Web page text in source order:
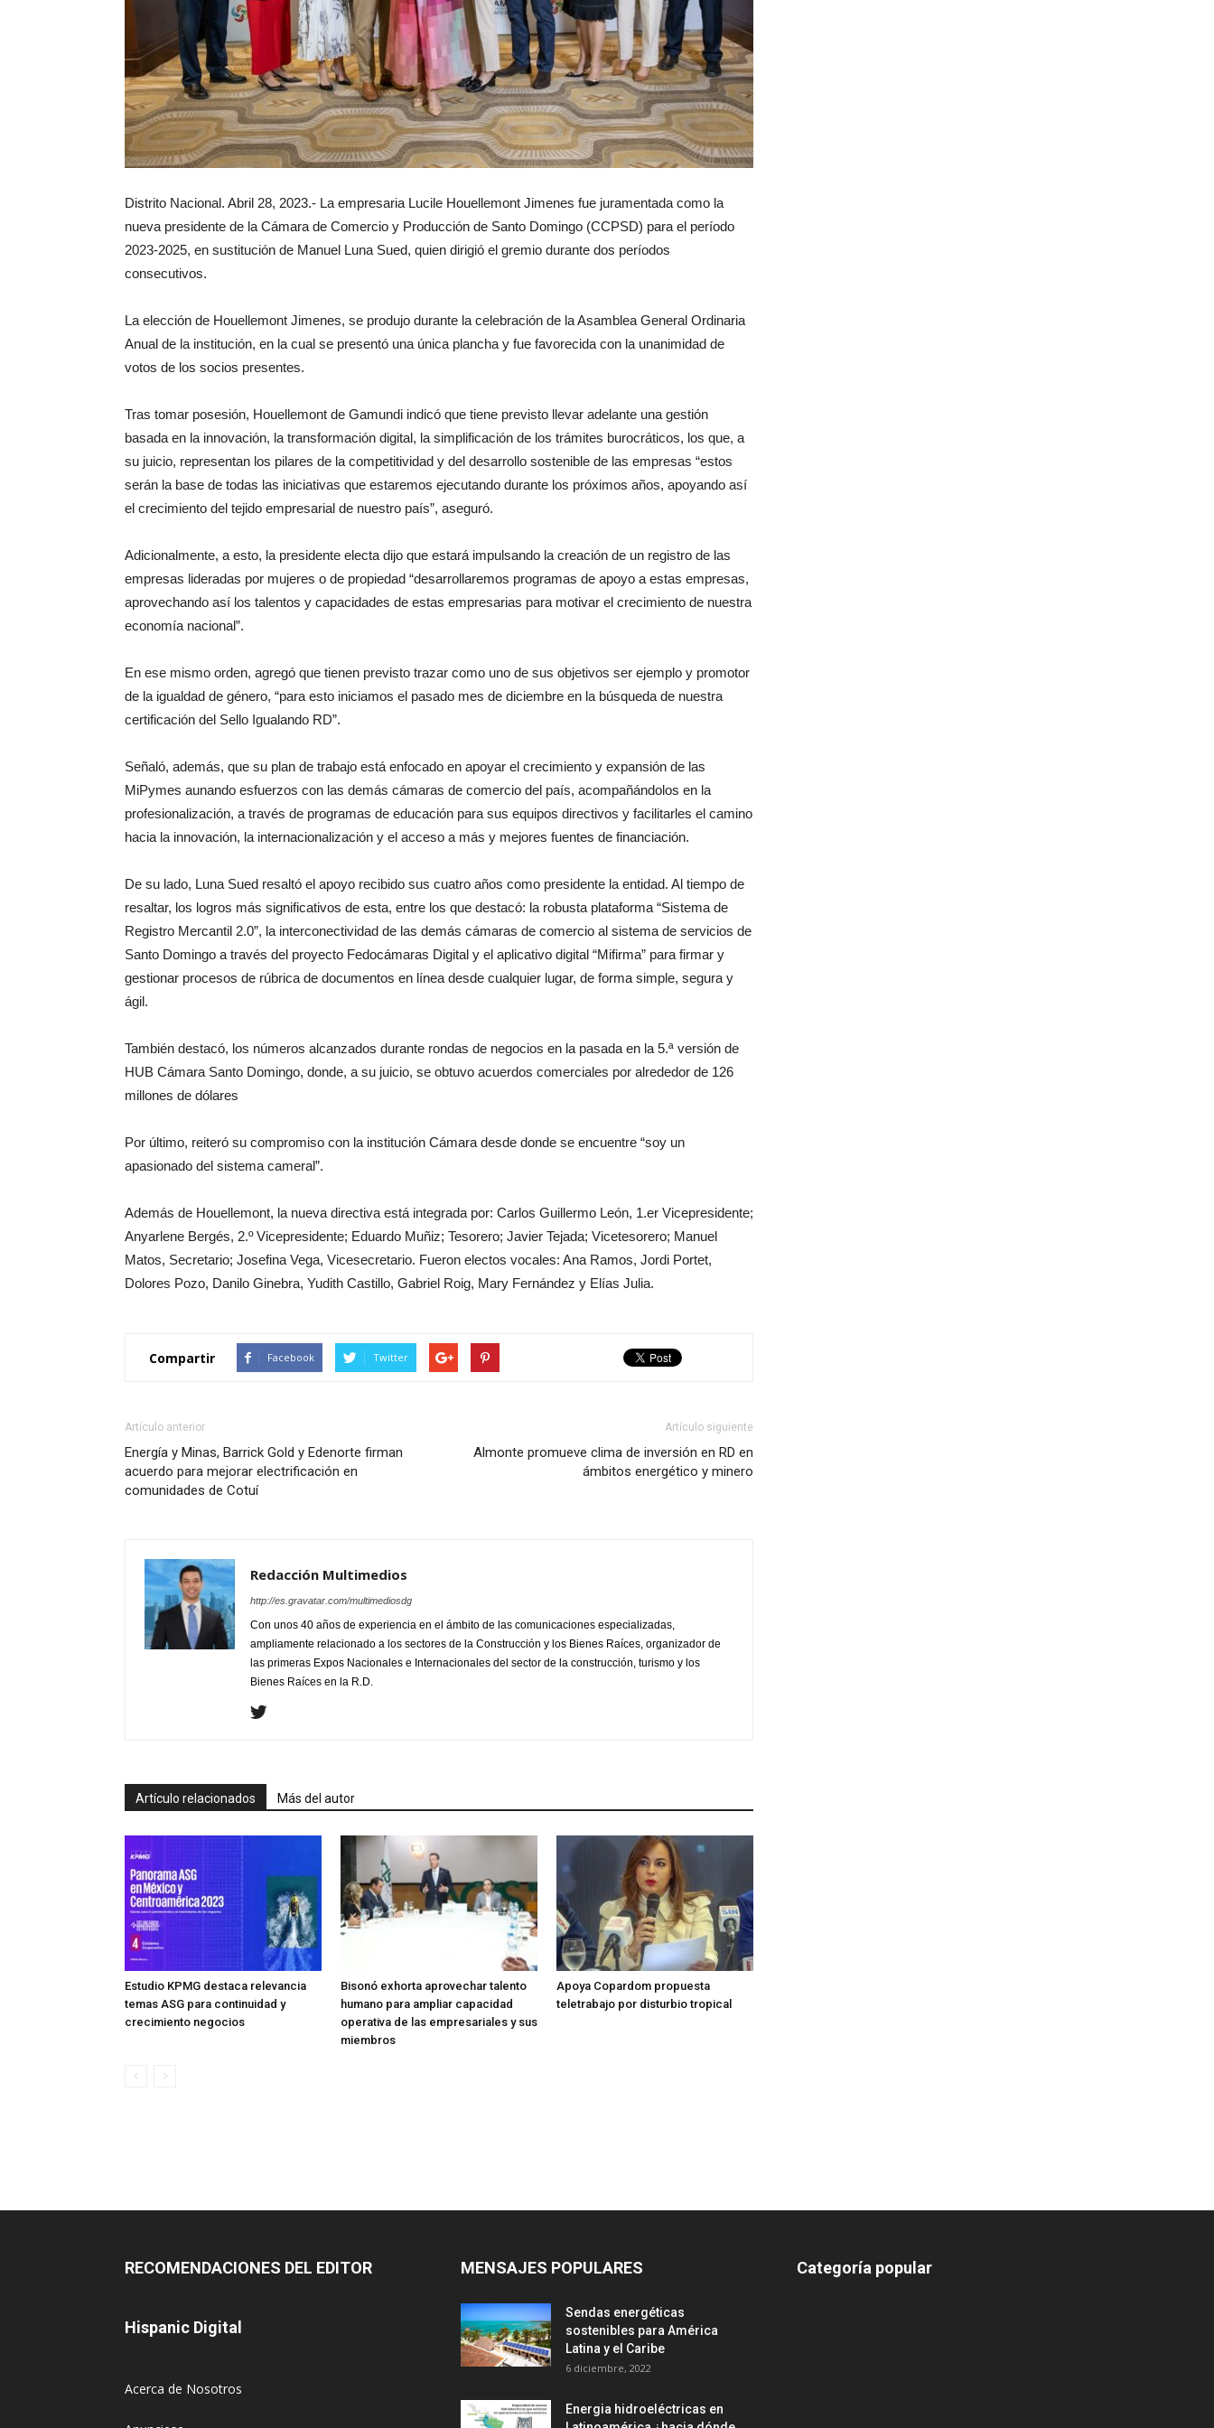
Distrito Nacional. Abril 28, 2023.- La empresaria Lucile Houellemont Jimenes fue juramentada como la
nueva presidente de la Cámara de Comercio y Producción de Santo Domingo (CCPSD) para el período
2023-2025, en sustitución de Manuel Luna Sued, quien dirigió el gremio durante dos períodos
consecutivos.
La elección de Houellemont Jimenes, se produjo durante la celebración de la Asamblea General Ordinaria
Anual de la institución, en la cual se presentó una única plancha y fue favorecida con la unanimidad de
votos de los socios presentes.
Tras tomar posesión, Houellemont de Gamundi indicó que tiene previsto llevar adelante una gestión
basada en la innovación, la transformación digital, la simplificación de los trámites burocráticos, los que, a
su juicio, representan los pilares de la competitividad y del desarrollo sostenible de las empresas “estos
serán la base de todas las iniciativas que estaremos ejecutando durante los próximos años, apoyando así
el crecimiento del tejido empresarial de nuestro país”, aseguró.
Adicionalmente, a esto, la presidente electa dijo que estará impulsando la creación de un registro de las
empresas lideradas por mujeres o de propiedad “desarrollaremos programas de apoyo a estas empresas,
aprovechando así los talentos y capacidades de estas empresarias para motivar el crecimiento de nuestra
economía nacional”.
En ese mismo orden, agregó que tienen previsto trazar como uno de sus objetivos ser ejemplo y promotor
de la igualdad de género, “para esto iniciamos el pasado mes de diciembre en la búsqueda de nuestra
certificación del Sello Igualando RD”.
Señaló, además, que su plan de trabajo está enfocado en apoyar el crecimiento y expansión de las
MiPymes aunando esfuerzos con las demás cámaras de comercio del país, acompañándolos en la
profesionalización, a través de programas de educación para sus equipos directivos y facilitarles el camino
hacia la innovación, la internacionalización y el acceso a más y mejores fuentes de financiación.
De su lado, Luna Sued resaltó el apoyo recibido sus cuatro años como presidente la entidad. Al tiempo de
resaltar, los logros más significativos de esta, entre los que destacó: la robusta plataforma “Sistema de
Registro Mercantil 2.0”, la interconectividad de las demás cámaras de comercio al sistema de servicios de
Santo Domingo a través del proyecto Fedocámaras Digital y el aplicativo digital “Mifirma” para firmar y
gestionar procesos de rúbrica de documentos en línea desde cualquier lugar, de forma simple, segura y
ágil.
También destacó, los números alcanzados durante rondas de negocios en la pasada en la 5.ª versión de
HUB Cámara Santo Domingo, donde, a su juicio, se obtuvo acuerdos comerciales por alrededor de 126
millones de dólares
Por último, reiteró su compromiso con la institución Cámara desde donde se encuentre “soy un
apasionado del sistema cameral”.
Además de Houellemont, la nueva directiva está integrada por: Carlos Guillermo León, 1.er Vicepresidente;
Anyarlene Bergés, 2.º Vicepresidente; Eduardo Muñiz; Tesorero; Javier Tejada; Vicetesorero; Manuel
Matos, Secretario; Josefina Vega, Vicesecretario. Fueron electos vocales: Ana Ramos, Jordi Portet,
Dolores Pozo, Danilo Ginebra, Yudith Castillo, Gabriel Roig, Mary Fernández y Elías Julia.
Compartir Facebook Twitter
Artículo anterior
Energía y Minas, Barrick Gold y Edenorte firman
acuerdo para mejorar electrificación en
comunidades de Cotuí
Artículo siguiente
Almonte promueve clima de inversión en RD en
ámbitos energético y minero
Redacción Multimedios
http://es.gravatar.com/multimediosdg
Con unos 40 años de experiencia en el ámbito de las comunicaciones especializadas,
ampliamente relacionado a los sectores de la Construcción y los Bienes Raíces, organizador de
las primeras Expos Nacionales e Internacionales del sector de la construcción, turismo y los
Bienes Raíces en la R.D.
Artículo relacionados Más del autor
Estudio KPMG destaca relevancia
temas ASG para continuidad y
crecimiento negocios
Bisonó exhorta aprovechar talento
humano para ampliar capacidad
operativa de las empresariales y sus
miembros
Apoya Copardom propuesta
teletrabajo por disturbio tropical
RECOMENDACIONES DEL EDITOR
Hispanic Digital
Acerca de Nosotros
MENSAJES POPULARES
Sendas energéticas
sostenibles para América
Latina y el Caribe
6 diciembre, 2022
Energia hidroeléctricas en
Categoría popular